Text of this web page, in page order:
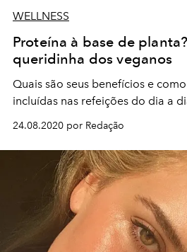
WELLNESS
Proteína à base de
queridinha dos veganos
Quais são seus benefícios e
incluídas nas refeições do dia a
24.08.2020 por Redação